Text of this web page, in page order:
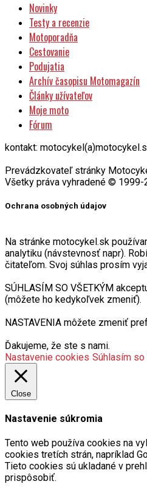
Novinky
Testy a recenzie
Motoporadňa
Cestovanie
Podujatia
Archív časopisu Motomagazín
Články užívateľov
Moje moto
Fórum
kontakt:
Prevádzkovateľ stránky
Všetky práva vyhradené ©
Ochrana osobných údajov
Na stránke motocykel.sk
analytiku (návstevnosť napr).
čitateľom. Svoj súhlas prosím
SÚHLASÍM SO VŠETKÝM
(môžete ho kedykoľvek zmeniť).
NASTAVENIA môžete zmeniť
Ďakujeme, že ste s nami.
Nastavenie cookies Súhlasím
Close
Nastavenie súkromia
Tento web používa cookies na
cookies tretích strán, napríklad
Tieto cookies sú ukladané v
prispôsobiť.